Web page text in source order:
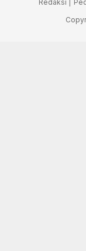
Redaksi |